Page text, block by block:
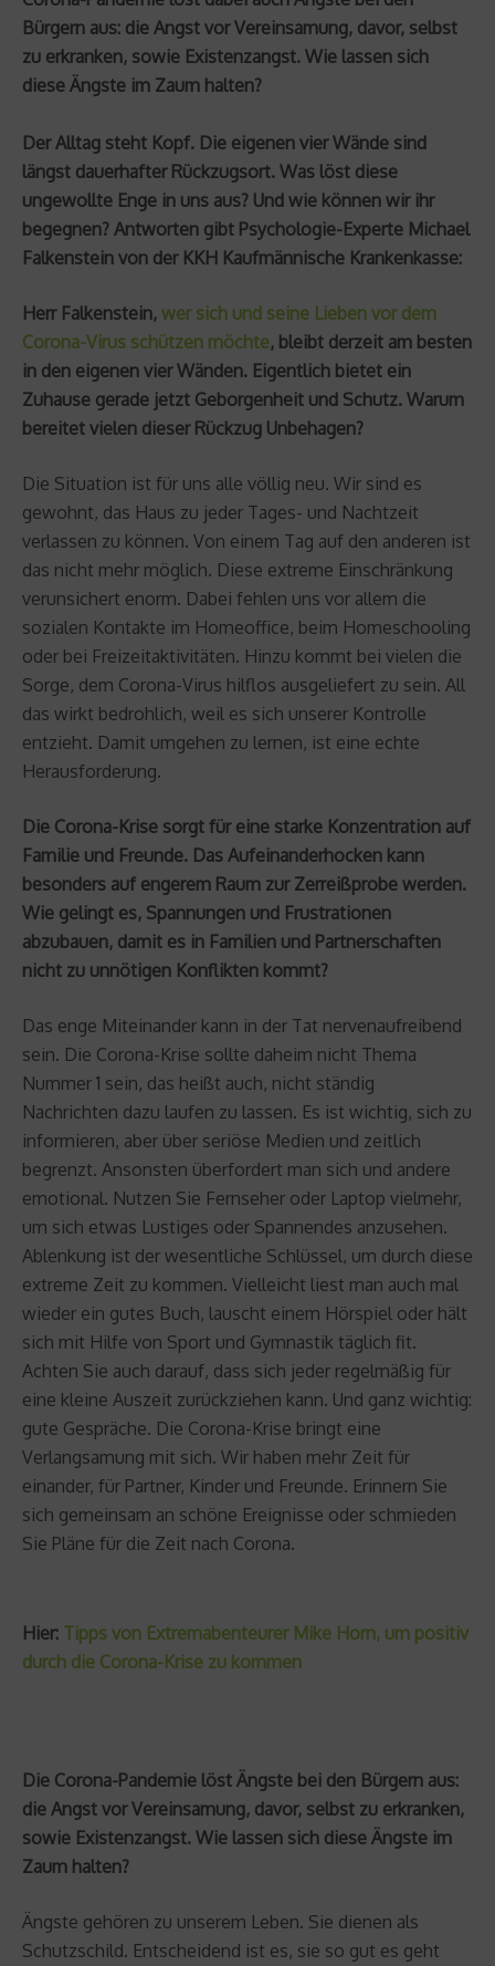
Bürgern aus: die Angst vor Vereinsamung, davor, selbst
zu erkranken, sowie Existenzangst. Wie lassen sich
diese Ängste im Zaum halten?
Der Alltag steht Kopf. Die eigenen vier Wände sind
längst dauerhafter Rückzugsort. Was löst diese
ungewollte Enge in uns aus? Und wie können wir ihr
begegnen? Antworten gibt Psychologie-Experte Michael
Falkenstein von der KKH Kaufmännische Krankenkasse:
Herr Falkenstein, wer sich und seine Lieben vor dem
Corona-Virus schützen möchte, bleibt derzeit am besten
in den eigenen vier Wänden. Eigentlich bietet ein
Zuhause gerade jetzt Geborgenheit und Schutz. Warum
bereitet vielen dieser Rückzug Unbehagen?
Die Situation ist für uns alle völlig neu. Wir sind es
gewohnt, das Haus zu jeder Tages- und Nachtzeit
verlassen zu können. Von einem Tag auf den anderen ist
das nicht mehr möglich. Diese extreme Einschränkung
verunsichert enorm. Dabei fehlen uns vor allem die
sozialen Kontakte im Homeoffice, beim Homeschooling
oder bei Freizeitaktivitäten. Hinzu kommt bei vielen die
Sorge, dem Corona-Virus hilflos ausgeliefert zu sein. All
das wirkt bedrohlich, weil es sich unserer Kontrolle
entzieht. Damit umgehen zu lernen, ist eine echte
Herausforderung.
Die Corona-Krise sorgt für eine starke Konzentration auf
Familie und Freunde. Das Aufeinanderhocken kann
besonders auf engerem Raum zur Zerreißprobe werden.
Wie gelingt es, Spannungen und Frustrationen
abzubauen, damit es in Familien und Partnerschaften
nicht zu unnötigen Konflikten kommt?
Das enge Miteinander kann in der Tat nervenaufreibend
sein. Die Corona-Krise sollte daheim nicht Thema
Nummer 1 sein, das heißt auch, nicht ständig
Nachrichten dazu laufen zu lassen. Es ist wichtig, sich zu
informieren, aber über seriöse Medien und zeitlich
begrenzt. Ansonsten überfordert man sich und andere
emotional. Nutzen Sie Fernseher oder Laptop vielmehr,
um sich etwas Lustiges oder Spannendes anzusehen.
Ablenkung ist der wesentliche Schlüssel, um durch diese
extreme Zeit zu kommen. Vielleicht liest man auch mal
wieder ein gutes Buch, lauscht einem Hörspiel oder hält
sich mit Hilfe von Sport und Gymnastik täglich fit.
Achten Sie auch darauf, dass sich jeder regelmäßig für
eine kleine Auszeit zurückziehen kann. Und ganz wichtig:
gute Gespräche. Die Corona-Krise bringt eine
Verlangsamung mit sich. Wir haben mehr Zeit für
einander, für Partner, Kinder und Freunde. Erinnern Sie
sich gemeinsam an schöne Ereignisse oder schmieden
Sie Pläne für die Zeit nach Corona.
Hier: Tipps von Extremabenteurer Mike Horn, um positiv
durch die Corona-Krise zu kommen
Die Corona-Pandemie löst Ängste bei den Bürgern aus:
die Angst vor Vereinsamung, davor, selbst zu erkranken,
sowie Existenzangst. Wie lassen sich diese Ängste im
Zaum halten?
Ängste gehören zu unserem Leben. Sie dienen als
Schutzschild. Entscheidend ist es, sie so gut es geht